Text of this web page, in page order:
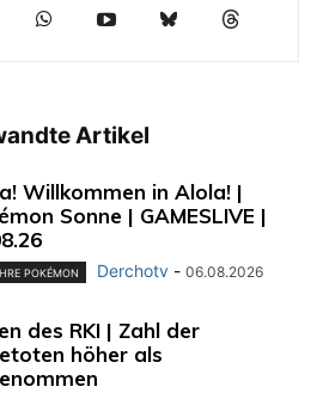
Artikel
Willkommen in Alola! |
Sonne | GAMESLIVE |
POKÉMON Derchotv - 06.08.2026
des RKI | Zahl der
höher als